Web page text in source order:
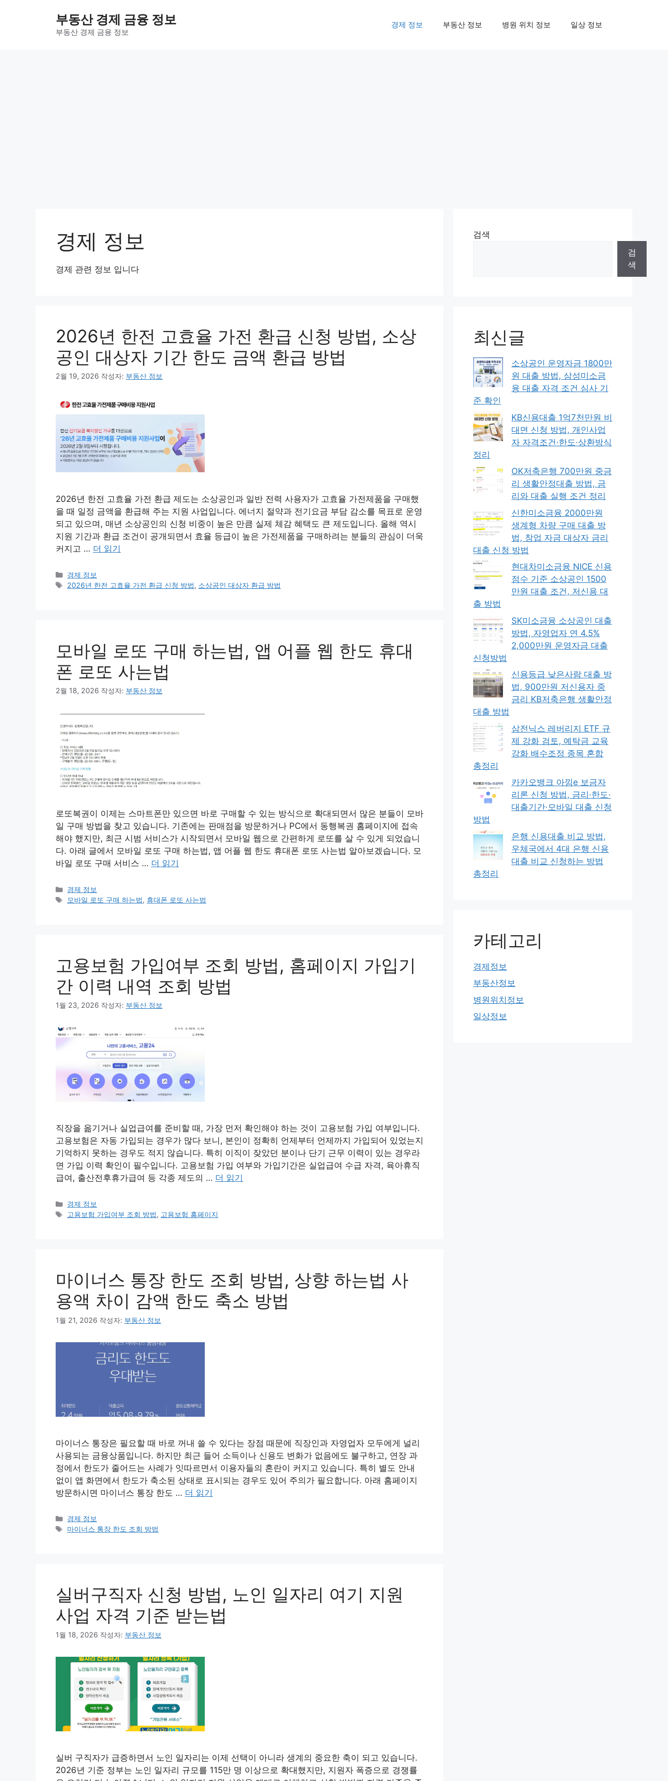
부동산 경제 금융 정보
부동산 경제 금융 정보
경제 정보 부동산 정보 병원 위치 정보 일상 정보
경제 정보
경제 관련 정보 입니다
2026년 한전 고효율 가전 환급 신청 방법, 소상
공인 대상자 기간 한도 금액 환급 방법
2월 19, 2026 작성자: 부동산 정보
2026년 한전 고효율 가전 환급 제도는 소상공인과 일반 전력 사용자가 고효율 가전제품을 구매했
을 때 일정 금액을 환급해 주는 지원 사업입니다. 에너지 절약과 전기요금 부담 감소를 목표로 운영
되고 있으며, 매년 소상공인의 신청 비중이 높은 만큼 실제 체감 혜택도 큰 제도입니다. 올해 역시
지원 기간과 환급 조건이 공개되면서 효율 등급이 높은 가전제품을 구매하려는 분들의 관심이 더욱
커지고 … 더 읽기
카
테
경제 정보
태
2026년 한전 고효율 가전 환급 신청 방법, 소상공인 대상자 환급 방법
모바일 로또 구매 하는법, 앱 어플 웹 한도 휴대
폰 로또 사는법
2월 18, 2026 작성자: 부동산 정보
로또복권이 이제는 스마트폰만 있으면 바로 구매할 수 있는 방식으로 확대되면서 많은 분들이 모바
일 구매 방법을 찾고 있습니다. 기존에는 판매점을 방문하거나 PC에서 동행복권 홈페이지에 접속
해야 했지만, 최근 시범 서비스가 시작되면서 모바일 웹으로 간편하게 로또를 살 수 있게 되었습니
다. 아래 글에서 모바일 로또 구매 하는법, 앱 어플 웹 한도 휴대폰 로또 사는법 알아보겠습니다. 모
바일 로또 구매 서비스 … 더 읽기
카
테
경제 정보
태
모바일 로또 구매 하는법, 휴대폰 로또 사는법
고용보험 가입여부 조회 방법, 홈페이지 가입기
간 이력 내역 조회 방법
1월 23, 2026 작성자: 부동산 정보
직장을 옮기거나 실업급여를 준비할 때, 가장 먼저 확인해야 하는 것이 고용보험 가입 여부입니다.
고용보험은 자동 가입되는 경우가 많다 보니, 본인이 정확히 언제부터 언제까지 가입되어 있었는지
기억하지 못하는 경우도 적지 않습니다. 특히 이직이 잦았던 분이나 단기 근무 이력이 있는 경우라
면 가입 이력 확인이 필수입니다. 고용보험 가입 여부와 가입기간은 실업급여 수급 자격, 육아휴직
급여, 출산전후휴가급여 등 각종 제도의 … 더 읽기
카
테
경제 정보
태
고용보험 가입여부 조회 방법, 고용보험 홈페이지
마이너스 통장 한도 조회 방법, 상향 하는법 사
용액 차이 감액 한도 축소 방법
1월 21, 2026 작성자: 부동산 정보
마이너스 통장은 필요할 때 바로 꺼내 쓸 수 있다는 장점 때문에 직장인과 자영업자 모두에게 널리
사용되는 금융상품입니다. 하지만 최근 들어 소득이나 신용도 변화가 없음에도 불구하고, 연장 과
정에서 한도가 줄어드는 사례가 잇따르면서 이용자들의 혼란이 커지고 있습니다. 특히 별도 안내
없이 앱 화면에서 한도가 축소된 상태로 표시되는 경우도 있어 주의가 필요합니다. 아래 홈페이지
방문하시면 마이너스 통장 한도 … 더 읽기
카
테
경제 정보
태
마이너스 통장 한도 조회 방법
실버구직자 신청 방법, 노인 일자리 여기 지원
사업 자격 기준 받는법
1월 18, 2026 작성자: 부동산 정보
실버 구직자가 급증하면서 노인 일자리는 이제 선택이 아니라 생계의 중요한 축이 되고 있습니다.
2026년 기준 정부는 노인 일자리 규모를 115만 명 이상으로 확대했지만, 지원자 폭증으로 경쟁률
검색
검
색
최신글
소상공인 운영자금 1800만
원 대출 방법, 삼성미소금
융 대출 자격 조건 심사 기
준 확인
KB신용대출 1억7천만원 비
대면 신청 방법, 개인사업
자 자격조건·한도·상환방식
정리
OK저축은행 700만원 중금
리 생활안정대출 방법, 금
리와 대출 실행 조건 정리
신한미소금융 2000만원
생계형 차량 구매 대출 방
법, 창업 자금 대상자 금리
대출 신청 방법
현대차미소금융 NICE 신용
점수 기준 소상공인 1500
만원 대출 조건, 저신용 대
출 방법
SK미소금융 소상공인 대출
방법, 자영업자 연 4.5%
2,000만원 운영자금 대출
신청방법
신용등급 낮은사람 대출 방
법, 900만원 저신용자 중
금리 KB저축은행 생활안정
대출 방법
삼전닉스 레버리지 ETF 규
제 강화 검토, 예탁금 교육
강화 배수조정 종목 혼합
총정리
카카오뱅크 아낌e 보금자
리론 신청 방법, 금리·한도·
대출기간·모바일 대출 신청
방법
은행 신용대출 비교 방법,
우체국에서 4대 은행 신용
대출 비교 신청하는 방법
총정리
카테고리
경제정보
부동산정보
병원위치정보
일상정보